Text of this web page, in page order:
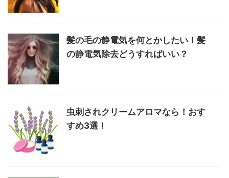
髪の毛の静電気を何とかしたい！髪
の静電気除去どうすればいい？
虫刺されクリームアロマなら！おす
すめ3選！